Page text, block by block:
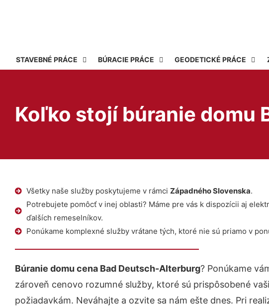
STAVEBNÉ PRÁCE BÚRACIE PRÁCE GEODETICKÉ PRÁCE
Koľko stojí búranie domu
Všetky naše služby poskytujeme v rámci Západného Slovenska.
Potrebujete pomôcť v inej oblasti? Máme pre vás k dispozícii aj
ďalších remeselníkov.
Ponúkame komplexné služby vrátane tých, ktoré nie sú priamo v
Búranie domu cena Bad Deutsch-Alterburg? Ponúkame
zároveň cenovo rozumné služby, ktoré sú prispôsobené
požiadavkám. Neváhajte a ozvite sa nám ešte dnes. Pri